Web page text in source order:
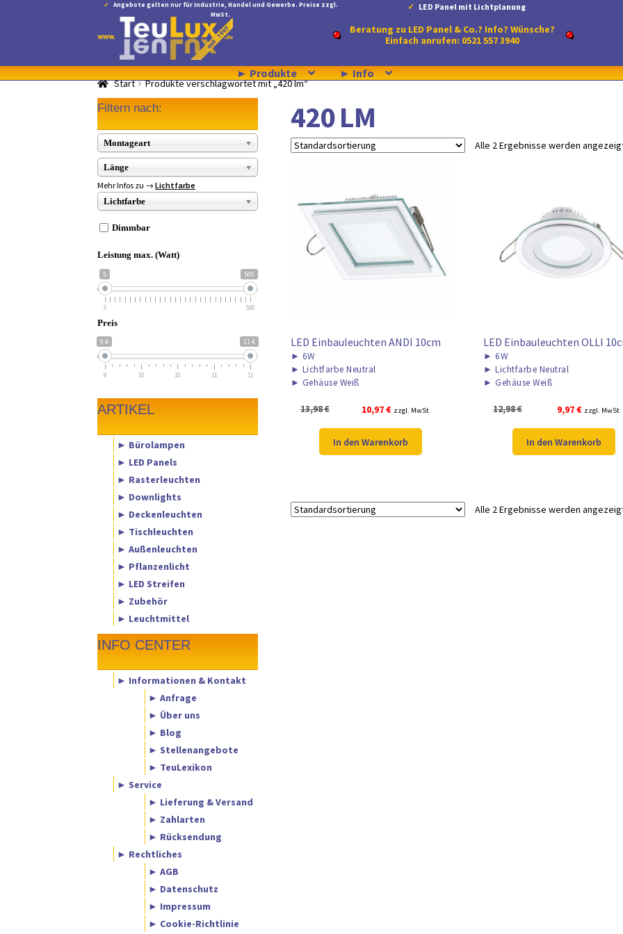
Angebote gelten nur für Industrie, Handel und Gewerbe. Preise zzgl.
MwSt.
LED Panel mit Lichtplanung
Navigation
springen
Inhalt
springen
Beratung zu LED Panel & Co.? Info? Wünsche?
Einfach anrufen: 0521 557 3940
► Produkte ► Info
Start Produkte verschlagwortet mit „420 lm“
420 LM
Alle 2 Ergebnisse werden
LED Einbauleuchten ANDI 10cm
► 6W
► Lichtfarbe Neutral
► Gehäuse Weiß
13,98€
Ursprünglicher
war:
13,98 €
10,97€Aktueller
ist:
10,97 €.
zzgl. MwSt.
In den Warenkorb
LED Einbauleuchten OLLI
► 6W
► Lichtfarbe Neutral
► Gehäuse Weiß
12,98€
Ursprünglicher
war:
12,98 €
9,97€Aktueller
ist:
9,97 €.
zzgl. MwSt.
In den Warenkorb
Alle 2 Ergebnisse werden
Filtern nach:
Montageart
Länge
Mehr Infos zu →Lichtfarbe
Lichtfarbe
Dimmbar
Leistung max. (Watt)
5 500
5 500
Preis
9 € 11 €
9 10 10 11 11
ARTIKEL
► Bürolampen
► LED Panels
► Rasterleuchten
► Downlights
► Deckenleuchten
► Tischleuchten
► Außenleuchten
► Pflanzenlicht
► LED Streifen
► Zubehör
► Leuchtmittel
INFO CENTER
► Informationen & Kontakt
► Anfrage
► Über uns
► Blog
► Stellenangebote
► TeuLexikon
► Service
► Lieferung & Versand
► Zahlarten
► Rücksendung
► Rechtliches
► AGB
► Datenschutz
► Impressum
► Cookie-Richtlinie